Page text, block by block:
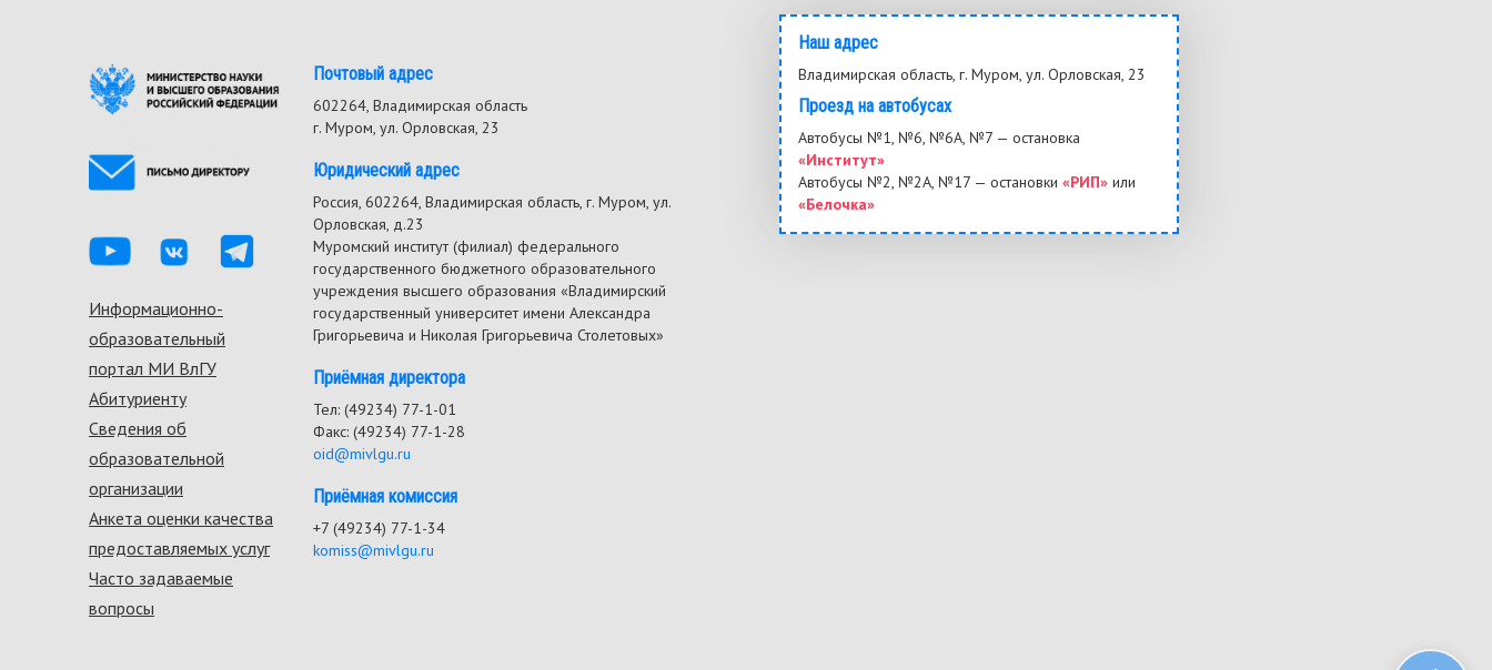
Footer
menu
Информационно-
образовательный
портал МИ ВлГУ
Абитуриенту
Сведения об
образовательной
организации
Анкета оценки качества
предоставляемых услуг
Часто задаваемые
вопросы
Почтовый адрес
602264, Владимирская область
г. Муром, ул. Орловская, 23
Юридический адрес
Россия, 602264, Владимирская область, г. Муром, ул.
Орловская, д.23
Муромский институт (филиал) федерального
государственного бюджетного образовательного
учреждения высшего образования «Владимирский
государственный университет имени Александра
Григорьевича и Николая Григорьевича Столетовых»
Приёмная директора
Тел: (49234) 77-1-01
Факс: (49234) 77-1-28
oid@mivlgu.ru
Приёмная комиссия
+7 (49234) 77-1-34
komiss@mivlgu.ru
Наш адрес
Владимирская область, г. Муром, ул. Орловская, 23
Проезд на автобусах
Автобусы №1, №6, №6А, №7 — остановка
«Институт»
Автобусы №2, №2А, №17 — остановки «РИП»или
«Белочка»